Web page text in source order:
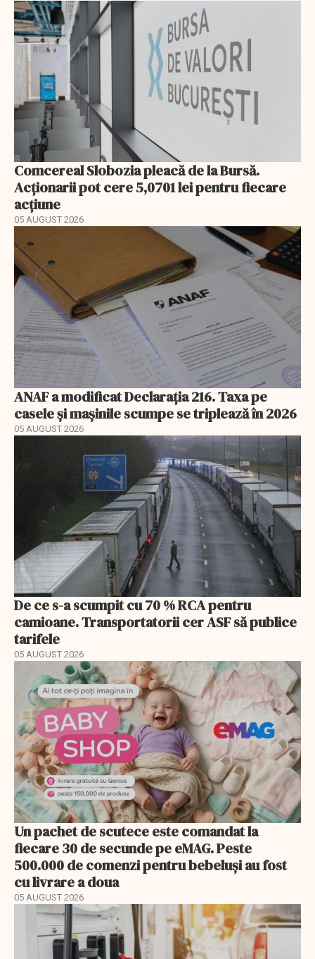
Comcereal Slobozia pleacă de la Bursă.
Acționarii pot cere 5,0701 lei pentru fiecare
acțiune
05 AUGUST 2026
ANAF a modificat Declarația 216. Taxa pe
casele și mașinile scumpe se triplează în 2026
05 AUGUST 2026
De ce s-a scumpit cu 70 % RCA pentru
camioane. Transportatorii cer ASF să publice
tarifele
05 AUGUST 2026
Un pachet de scutece este comandat la
fiecare 30 de secunde pe eMAG. Peste
500.000 de comenzi pentru bebeluși au fost
cu livrare a doua
05 AUGUST 2026